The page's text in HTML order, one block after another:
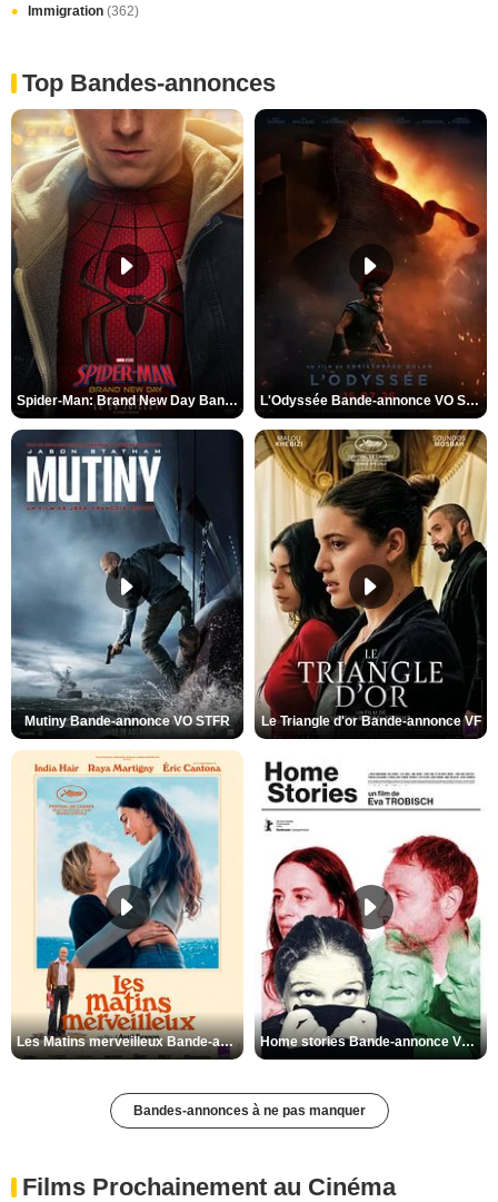
Immigration (362)
Top Bandes-annonces
Spider-Man: Brand New Day Bande-annonce VO STFR L'Odyssée Bande-annonce VO STFR
Mutiny Bande-annonce VO STFR Le Triangle d'or Bande-annonce VF
Les Matins merveilleux Bande-annonce VF Home stories Bande-annonce VO STFR
Bandes-annonces à ne pas manquer
Films Prochainement au Cinéma